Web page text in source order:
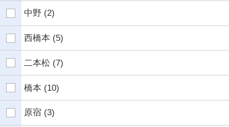
中野 (2)
西橋本 (5)
二本松 (7)
橋本 (10)
原宿 (3)